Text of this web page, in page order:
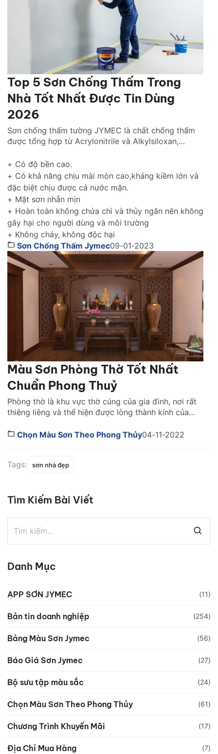
Top 5 Sơn Chống Thấm Trong
Nhà Tốt Nhất Được Tin Dùng
2026
Sơn chống thấm tường JYMEC là chất chống thấm
được tổng hợp từ Acrylonitrile và Alkylsiloxan,
tường ngoài trời gìn giữ và tôn lên vẻ đẹp ngôi nhà
của bạn thách thức với thời gian.
+ Có độ bền cao.
+ Có khả năng chịu mài mòn cao,kháng kiềm lớn và
đặc biệt chịu được cả nước mặn.
+ Mặt sơn nhẵn mịn
+ Hoàn toàn không chứa chì và thủy ngân nên không
gây hại cho người dùng và môi trường
+ Không cháy, không độc hại
Sơn Chống Thấm Jymec09-01-2023
Màu Sơn Phòng Thờ Tốt Nhất
Chuẩn Phong Thuỷ
Phòng thờ là khu vực thờ cúng của gia đình, nơi rất
thiêng liêng và thể hiện được lòng thành kính của
khi thiết kế không gian này, phong thủy là một yếu
Chọn Màu Sơn Theo Phong Thủy04-11-2022
Tags: sơn nhà đẹp
Tìm Kiếm Bài Viết
Danh Mục
APP SƠN JYMEC (11)
Bản tin doanh nghiệp (254)
Bảng Màu Sơn Jymec (56)
Báo Giá Sơn Jymec (27)
Bộ sưu tập màu sắc (24)
Chọn Màu Sơn Theo Phong Thủy (61)
Chương Trình Khuyến Mãi (17)
Địa Chỉ Mua Hàng (7)